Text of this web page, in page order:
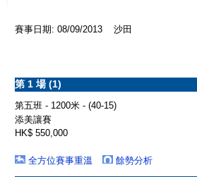
賽事日期: 08/09/2013 沙田
第 1 場 (1)
第五班 - 1200米 - (40-15)
添美讓賽
HK$ 550,000
全方位賽事重溫
餘勢分析